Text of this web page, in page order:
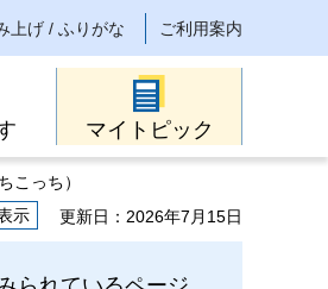
上げ / ふりがな ご利用案内
マイトピック
こっち）
示
更新日：2026年7月15日